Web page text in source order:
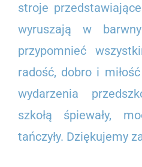
stroje
wyruszają w
przypomnieć
radość, dobro i
wydarzenia
szkołą śpiewały,
tańczyły. Dziękujemy